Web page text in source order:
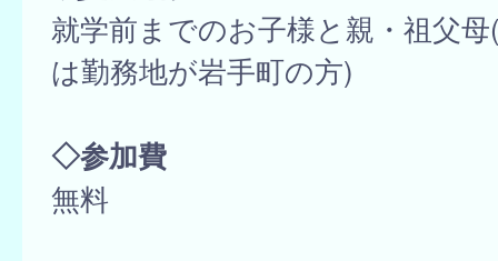
就学前までのお子様と親・祖父
は勤務地が岩手町の方)
◇参加費
無料